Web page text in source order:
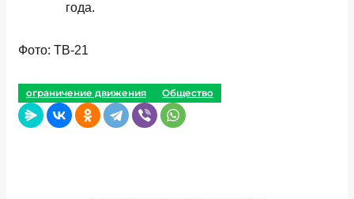
года.
Фото: ТВ-21
ограничение движения Общество